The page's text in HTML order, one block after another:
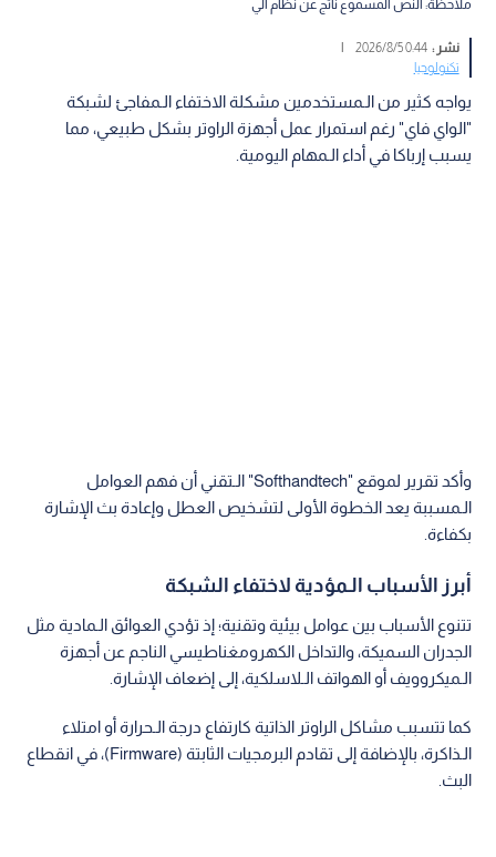
ملاحظة: النص المسموع ناتج عن نظام آلي
نشر :0:44 2026/8/5
|
تكنولوجيا
يواجه كثير من الـمستخدمين مشكلة الاختفاء الـمفاجئ لشبكة
"الواي فاي" رغم استمرار عمل أجهزة الراوتر بشكل طبيعي، مما
يسبب إرباكا في أداء الـمهام اليومية.
وأكد تقرير لموقع "Softhandtech" الـتقني أن فهم العوامل
الـمسببة يعد الخطوة الأولى لتشخيص العطل وإعادة بث الإشارة
بكفاءة.
أبرز الأسباب الـمؤدية لاختفاء الشبكة
تتنوع الأسباب بين عوامل بيئية وتقنية؛ إذ تؤدي العوائق الـمادية مثل
الجدران السميكة، والتداخل الكهرومغناطيسي الناجم عن أجهزة
الـميكروويف أو الهواتف الـلاسلكية، إلى إضعاف الإشارة.
كما تتسبب مشاكل الراوتر الذاتية كارتفاع درجة الـحرارة أو امتلاء
الـذاكرة، بالإضافة إلى تقادم البرمجيات الثابتة (Firmware)، في انقطاع
البث.